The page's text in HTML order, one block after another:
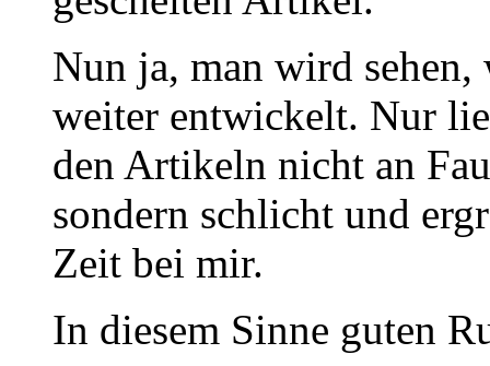
Nun ja, man wird sehen,
weiter entwickelt. Nur
den Artikeln nicht an
sondern schlicht und
Zeit bei mir.
In diesem Sinne guten